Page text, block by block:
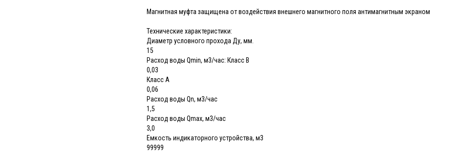
Магнитная муфта защищена от воздействия внешнего магнитного поля антимагнитным экраном
Технические характеристики:
Диаметр условного прохода Ду, мм.
15
Расход воды Qmin, м3/час: Класс В
0,03
Класс А
0,06
Расход воды Qn, м3/час
1,5
Расход воды Qmax, м3/час
3,0
Емкость индикаторного устройства, м3
99999